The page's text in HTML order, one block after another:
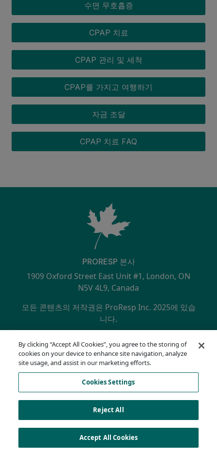
수면 무호흡증
CPAP 치료
CPAP 관리 및 세척
CPAP를 가지고 여행하기
자금 조달
CPAP 치료 FAQ
PRORESP 본사
1909 Oxford Street East Unit #1, London, ON
N5V 4L9, Canada
모든 콘텐츠의 저작권은 ProResp Inc. 2025에 있습
니다.
SECONDARY MENU
개인정보 보호정책
규정 준수 핫라인
이용 약관
AODA
Cookies Settings
By clicking “Accept All Cookies”, you agree to the storing of
cookies on your device to enhance site navigation, analyze
site usage, and assist in our marketing efforts.
Cookies Settings
Reject All
Accept All Cookies